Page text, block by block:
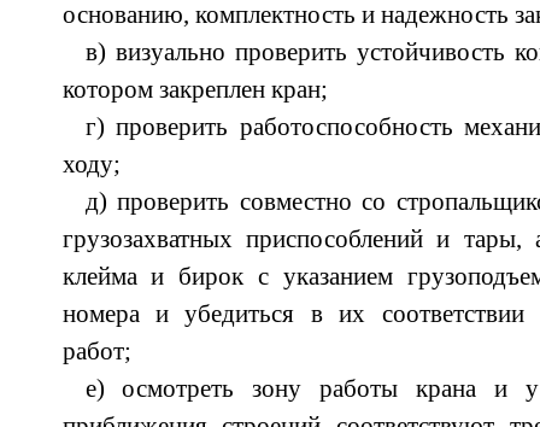
основанию, комплектность и надежность
в) визуально проверить устойчивость
котором закреплен кран;
г) проверить работоспособность
ходу;
д) проверить совместно со
грузозахватных приспособлений и
клейма и бирок с указанием
номера и убедиться в их соответствии
работ;
е) осмотреть зону работы крана и